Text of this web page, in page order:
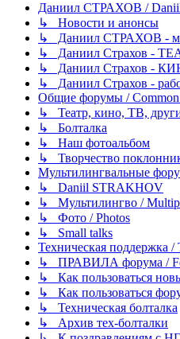
Даниил СТРАХОВ /
↳ Новости и анонсы
↳ Даниил СТРАХОВ -
↳ Даниил Страхов -
↳ Даниил Страхов -
↳ Даниил Страхов -
Общие форумы / Common
↳ Театр, кино, ТВ,
↳ Болталка
↳ Наш фотоальбом
↳ Творчество
Мультилингвальные
↳ Daniil STRAKHOV
↳ Мультилингво /
↳ Фото / Photos
↳ Small talks
Техническая поддержка /
↳ ПРАВИЛА форума /
↳ Как пользоваться
↳ Как пользоваться
↳ Техническая болталка
↳ Архив тех-болталки